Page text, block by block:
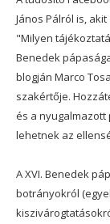
János Pálról is,
"Milyen
Benedek
blogján Marco
szakértője.
és a
lehetnek az
A XVI. Benedek
botrányokról